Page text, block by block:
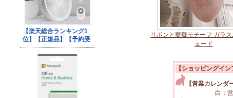
リボンと薔薇モチーフ ガラ
ェード
【ショッピングイン
【営業カレンダ
白：